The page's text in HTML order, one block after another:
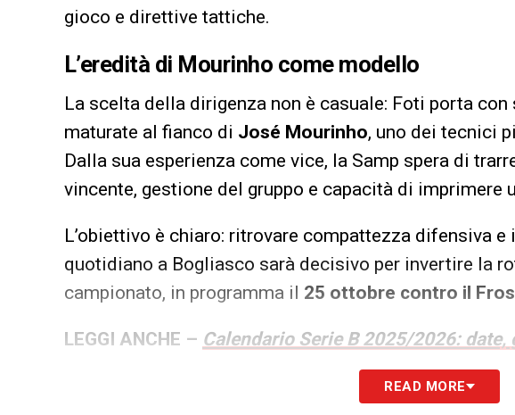
gioco e direttive tattiche.
L’eredità di Mourinho come modello
La scelta della dirigenza non è casuale: Foti porta con
maturate al fianco di José Mourinho, uno dei tecnici
Dalla sua esperienza come vice, la Samp spera di
vincente, gestione del gruppo e capacità di imprimere
L’obiettivo è chiaro: ritrovare compattezza difensiva
quotidiano a Bogliasco sarà decisivo per invertire la
campionato, in programma il 25 ottobre contro il
LEGGI ANCHE – Calendario Serie B 2025/2026:
LA PLAYLIST DELLE NOSTRE TOP NEWSREAD MORE